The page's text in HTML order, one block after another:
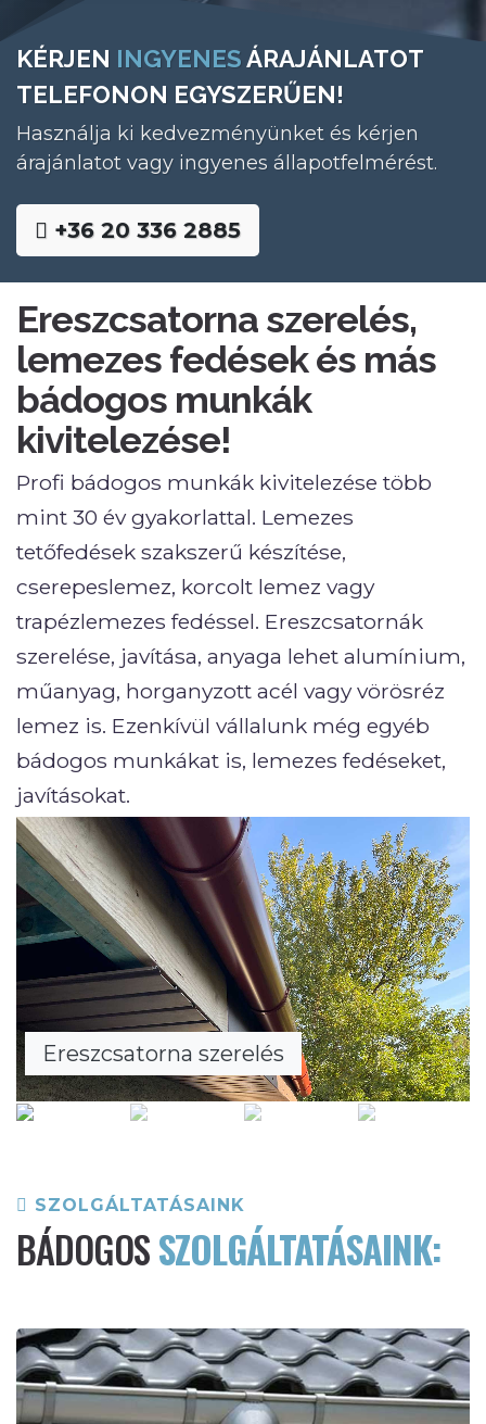
KÉRJEN INGYENESÁRAJÁNLATOT
TELEFONON EGYSZERŰEN!
Használja ki kedvezményünket és kérjen
árajánlatot vagy ingyenes állapotfelmérést.
+36 20 336 2885
Ereszcsatorna szerelés,
lemezes fedések és más
bádogos munkák
kivitelezése!
Profi bádogos munkák kivitelezése több
mint 30 év gyakorlattal. Lemezes
tetőfedések szakszerű készítése,
cserepeslemez, korcolt lemez vagy
trapézlemezes fedéssel. Ereszcsatornák
szerelése, javítása, anyaga lehet alumínium,
műanyag, horganyzott acél vagy vörösréz
lemez is. Ezenkívül vállalunk még egyéb
bádogos munkákat is, lemezes fedéseket,
javításokat.
Ereszcsatorna szerelés
SZOLGÁLTATÁSAINK
BÁDOGOSSZOLGÁLTATÁSAINK: